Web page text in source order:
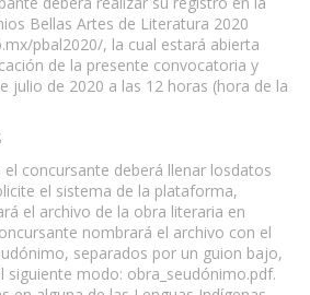
Bellas Artes de Literatura 2020
pbal2020/, la cual estará abierta
de la presente convocatoria y
julio de 2020 a las 12 horas (hora de la
el concursante deberá llenar losdatos
el sistema de la plataforma,
el archivo de la obra literaria en
nombrará el archivo con el
separados por un guion bajo,
siguiente modo: obra_seudónimo.pdf.